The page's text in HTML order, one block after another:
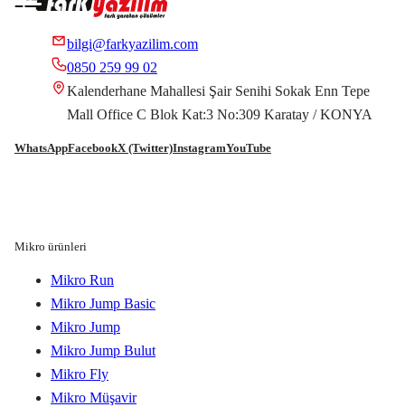
bilgi@farkyazilim.com
0850 259 99 02
Kalenderhane Mahallesi Şair Senihi Sokak Enn Tepe
Mall Office C Blok Kat:3 No:309 Karatay / KONYA
WhatsAppFacebookX (Twitter)InstagramYouTube
Mikro ürünleri
Mikro Run
Mikro Jump Basic
Mikro Jump
Mikro Jump Bulut
Mikro Fly
Mikro Müşavir